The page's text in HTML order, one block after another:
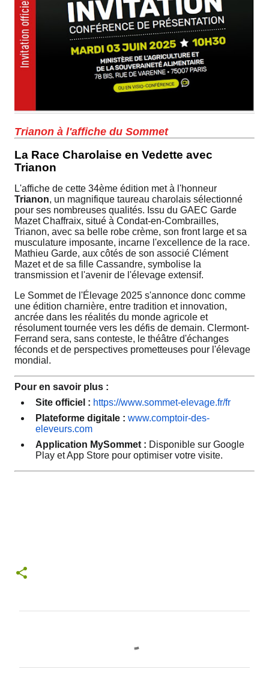
Trianon à l'affiche du Sommet
La Race Charolaise en Vedette avec
Trianon
L'affiche de cette 34ème édition met à l'honneur
Trianon, un magnifique taureau charolais sélectionné
pour ses nombreuses qualités. Issu du GAEC Garde
Mazet Chaffraix, situé à Condat-en-Combrailles,
Trianon, avec sa belle robe crème, son front large et sa
musculature imposante, incarne l'excellence de la race.
Mathieu Garde, aux côtés de son associé Clément
Mazet et de sa fille Cassandre, symbolise la
transmission et l'avenir de l'élevage extensif.
Le Sommet de l'Élevage 2025 s'annonce donc comme
une édition charnière, entre tradition et innovation,
ancrée dans les réalités du monde agricole et
résolument tournée vers les défis de demain. Clermont-
Ferrand sera, sans conteste, le théâtre d'échanges
féconds et de perspectives prometteuses pour l'élevage
mondial.
Pour en savoir plus :
Site officiel : https://www.sommet-elevage.fr/fr
Plateforme digitale : www.comptoir-des-
eleveurs.com
Application MySommet : Disponible sur Google
Play et App Store pour optimiser votre visite.